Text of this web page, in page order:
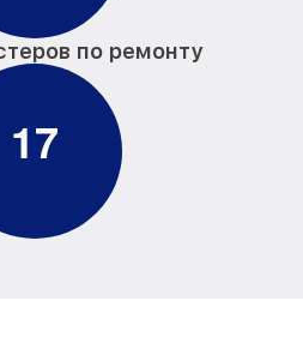
по ремонту
17